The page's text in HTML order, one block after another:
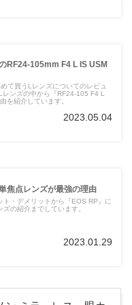
RF24-105mm F4 L IS USM
て買うLレンズについてのレビュ
レンズの中から『RF24-105 F4 L
を紹介しています。
2023.05.04
焦点レンズが最強の理由
ト・デメリットから『EOS RP』に
の紹介までしています。
2023.01.29